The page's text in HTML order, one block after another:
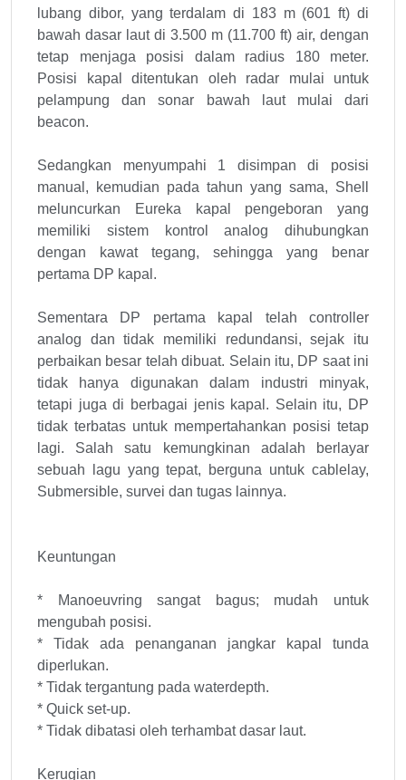
lubang dibor, yang terdalam di 183 m (601 ft) di
bawah dasar laut di 3.500 m (11.700 ft) air, dengan
tetap menjaga posisi dalam radius 180 meter.
Posisi kapal ditentukan oleh radar mulai untuk
pelampung dan sonar bawah laut mulai dari
beacon.
Sedangkan menyumpahi 1 disimpan di posisi
manual, kemudian pada tahun yang sama, Shell
meluncurkan Eureka kapal pengeboran yang
memiliki sistem kontrol analog dihubungkan
dengan kawat tegang, sehingga yang benar
pertama DP kapal.
Sementara DP pertama kapal telah controller
analog dan tidak memiliki redundansi, sejak itu
perbaikan besar telah dibuat. Selain itu, DP saat ini
tidak hanya digunakan dalam industri minyak,
tetapi juga di berbagai jenis kapal. Selain itu, DP
tidak terbatas untuk mempertahankan posisi tetap
lagi. Salah satu kemungkinan adalah berlayar
sebuah lagu yang tepat, berguna untuk cablelay,
Submersible, survei dan tugas lainnya.
Keuntungan
* Manoeuvring sangat bagus; mudah untuk
mengubah posisi.
* Tidak ada penanganan jangkar kapal tunda
diperlukan.
* Tidak tergantung pada waterdepth.
* Quick set-up.
* Tidak dibatasi oleh terhambat dasar laut.
Kerugian